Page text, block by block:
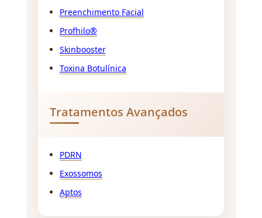
Preenchimento Facial
Profhilo®
Skinbooster
Toxina Botulínica
Tratamentos Avançados
PDRN
Exossomos
Aptos